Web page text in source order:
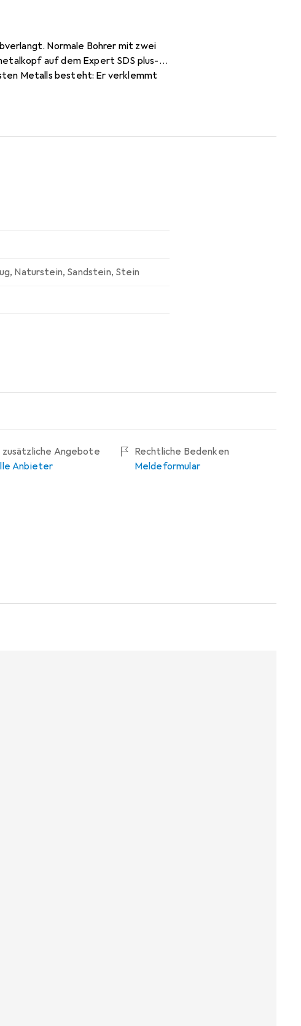
Normale Bohrer mit zwei
auf dem Expert SDS plus-
Metalls besteht: Er verklemmt
, Naturstein, Sandstein, Stein
zusätzliche Angebote
Anbieter
Rechtliche Bedenken
Meldeformular